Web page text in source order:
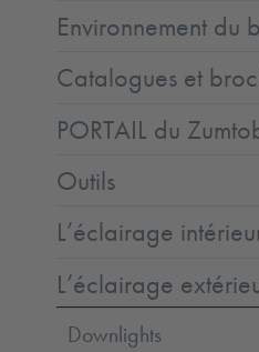
Environnement du
Catalogues et
PORTAIL du
Outils
L’éclairage
L’éclairage
Downlights